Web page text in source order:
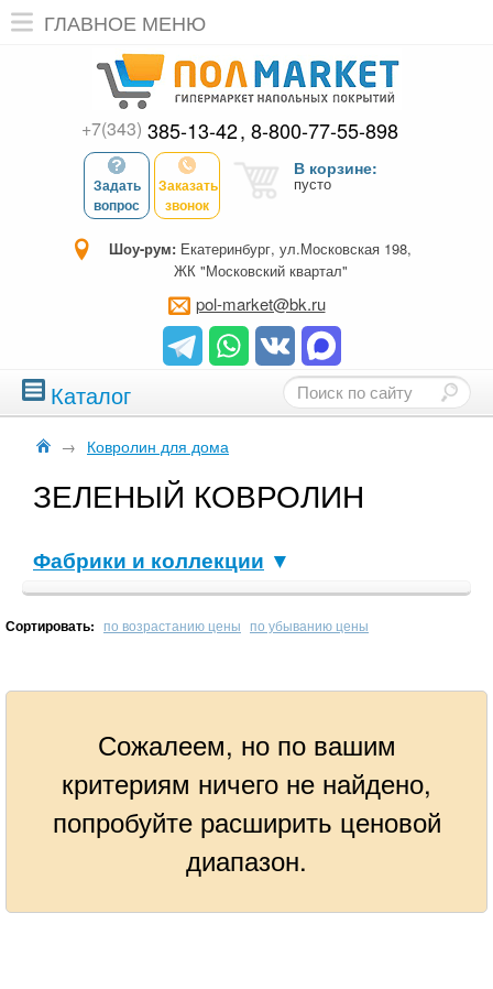
ГЛАВНОЕ МЕНЮ
+7(343) 385-13-42 8-800-77-55-898
Задать
вопрос
Заказать
звонок
В корзине:
пусто
Шоу-рум: Екатеринбург, ул.Московская 198,
ЖК "Московский квартал"
pol-market@bk.ru
Каталог
→ Ковролин для дома
ЗЕЛЕНЫЙ КОВРОЛИН
Фабрики и коллекции ▼
Сортировать: по возрастанию цены по убыванию цены
Сожалеем, но по вашим
критериям ничего не найдено,
попробуйте расширить ценовой
диапазон.